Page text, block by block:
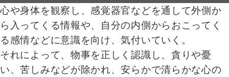
心や身体を観察し、感覚器官などを通して外側か
ら入ってくる情報や、自分の内側からおこってく
る感情などに意識を向け、気付いていく。
それによって、物事を正しく認識し、貪りや憂
い、苦しみなどが除かれ、安らかで清らかな心の